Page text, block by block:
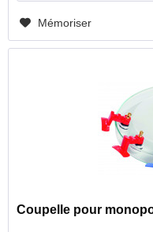
Mémoriser
Coupelle pour